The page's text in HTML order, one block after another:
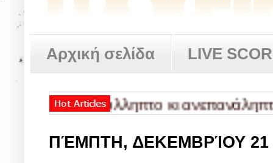
Αρχική σελίδα LIVE
ασύλληπτο κι ανεπανάληπτο,
ΠΈΜΠΤΗ, ΔΕΚΕΜΒΡΊΟΥ 21